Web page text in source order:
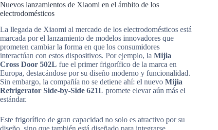
Nuevos lanzamientos de Xiaomi en el ámbito de los
electrodomésticos
La llegada de Xiaomi al mercado de los electrodomésticos está
marcada por el lanzamiento de modelos innovadores que
prometen cambiar la forma en que los consumidores
interactúan con estos dispositivos. Por ejemplo, la Mijia
Cross Door 502L fue el primer frigorífico de la marca en
Europa, destacándose por su diseño moderno y funcionalidad.
Sin embargo, la compañía no se detiene ahí: el nuevo Mijia
Refrigerator Side-by-Side 621L promete elevar aún más el
estándar.
Este frigorífico de gran capacidad no solo es atractivo por su